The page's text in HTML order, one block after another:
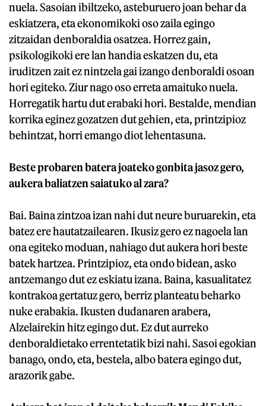
nuela. Sasoian ibiltzeko, asteburuero joan behar da
eskiatzera, eta ekonomikoki oso zaila egingo
zitzaidan denboraldia osatzea. Horrez gain,
psikologikoki ere lan handia eskatzen du, eta
iruditzen zait ez nintzela gai izango denboraldi osoan
hori egiteko. Ziur nago oso erreta amaituko nuela.
Horregatik hartu dut erabaki hori. Bestalde, mendian
korrika eginez gozatzen dut gehien, eta, printzipioz
behintzat, horri emango diot lehentasuna.
Beste probaren batera joateko gonbita jasoz gero,
aukera baliatzen saiatuko al zara?
Bai. Baina zintzoa izan nahi dut neure buruarekin, eta
batez ere hautatzailearen. Ikusiz gero ez nagoela lan
ona egiteko moduan, nahiago dut aukera hori beste
batek hartzea. Printzipioz, eta ondo bidean, asko
antzemango dut ez eskiatu izana. Baina, kasualitatez
kontrakoa gertatuz gero, berriz planteatu beharko
nuke erabakia. Ikusten dudanaren arabera,
Alzelairekin hitz egingo dut. Ez dut aurreko
denboraldietako errentetatik bizi nahi. Sasoi egokian
banago, ondo, eta, bestela, albo batera egingo dut,
arazorik gabe.